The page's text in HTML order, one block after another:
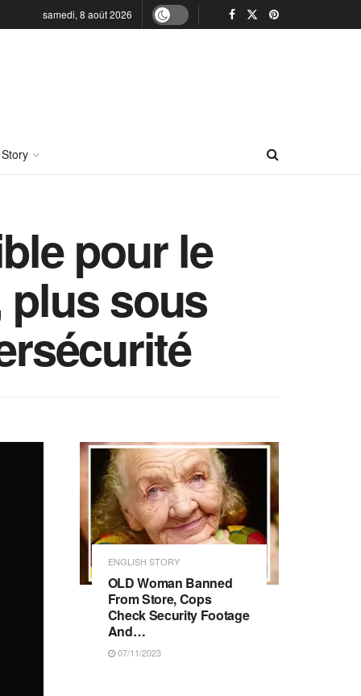
samedi, 8 août 2026
pour le
sous
ENGLISH STORY
OLD Woman Banned
From Store, Cops
Check Security Footage
And…
07/11/2023